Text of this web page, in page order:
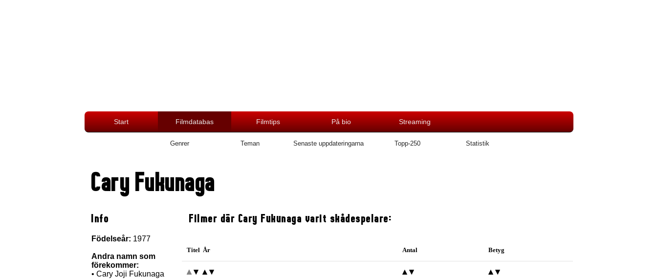
Start Filmdatabas Filmtips På bio Streaming
Genrer Teman Senaste uppdateringarna Topp-250 Statistik
Cary Fukunaga
Info
Födelseår: 1977
Andra namn som
förekommer:
• Cary Joji Fukunaga
Filmer där Cary Fukunaga varit skådespelare:
Titel År Antal Betyg